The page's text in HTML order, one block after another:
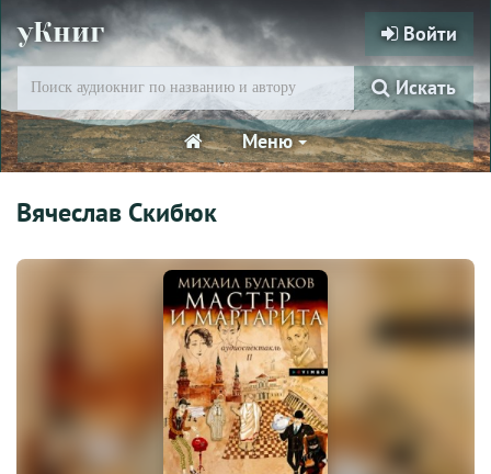
уКниг Войти
Искать
Меню
Вячеслав Скибюк